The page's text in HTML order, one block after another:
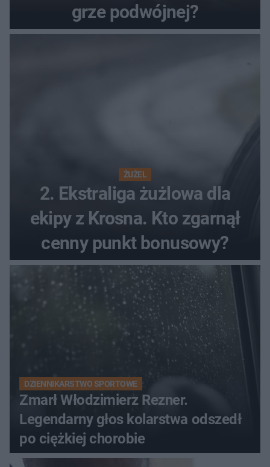
grze podwójnej?
ŻUŻEL
2. Ekstraliga żużlowa dla
ekipy z Krosna. Kto zgarnął
cenny punkt bonusowy?
DZIENNIKARSTWO SPORTOWE
Zmarł Włodzimierz Rezner.
Legendarny głos kolarstwa odszedł
po ciężkiej chorobie